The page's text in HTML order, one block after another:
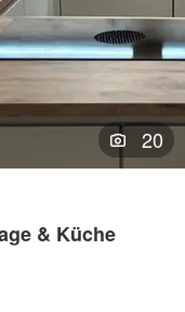
20
& Küche